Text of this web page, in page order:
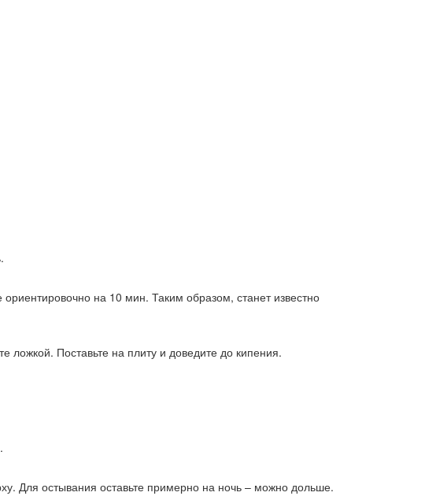
на 10 мин. Таким образом, станет известно
ложкой. Поставьте на плиту и доведите до кипения.
Для остывания оставьте примерно на ночь – можно дольше.